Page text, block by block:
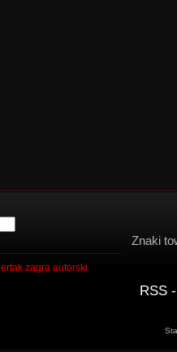
zagra autorski
Znaki
RSS